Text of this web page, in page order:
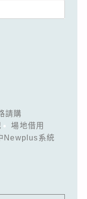
請購
場地借用
Newplus系統